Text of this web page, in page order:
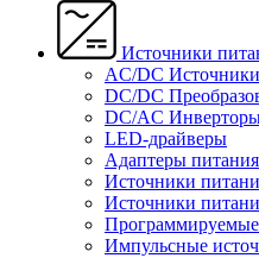
Источники
AC/DC
DC/DC
DC/AC
LED-драйверы
Адаптеры питания
Источники
Источники
Импульсные